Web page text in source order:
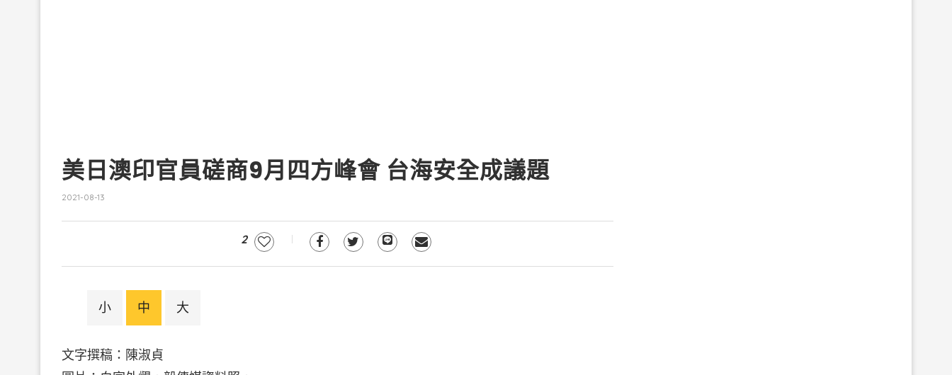
美日澳印官員磋商9月四方峰會 台海安全成議題
2021-08-13
2
小 中 大
文字撰稿：陳淑貞